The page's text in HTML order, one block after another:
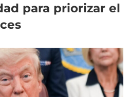
para priorizar el